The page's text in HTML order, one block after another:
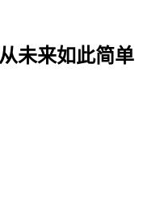
未来如此简单